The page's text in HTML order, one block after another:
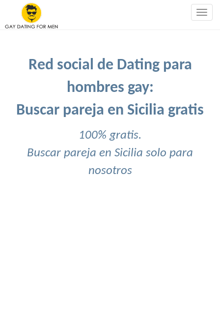
Red social de Dating para
hombres gay:
Buscar pareja en Sicilia gratis
100% gratis.
Buscar pareja en Sicilia solo para
nosotros